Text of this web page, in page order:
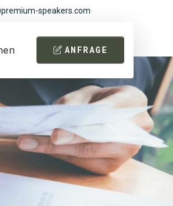
speakers.com
ANFRAGE